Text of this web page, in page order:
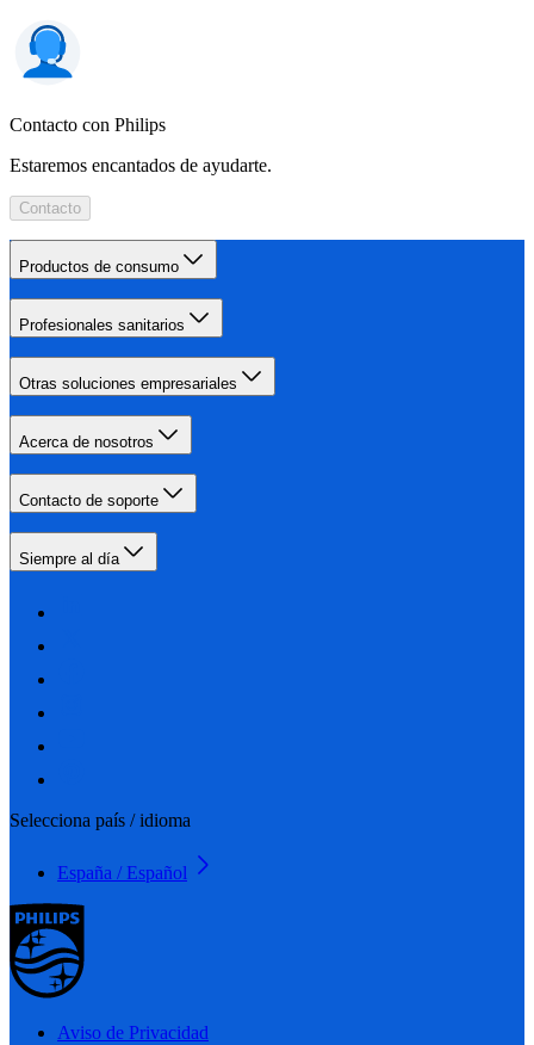
Contacto con Philips
Estaremos encantados de ayudarte.
Contacto
Productos de consumo
Profesionales sanitarios
Otras soluciones empresariales
Acerca de nosotros
Contacto de soporte
Siempre al día
Selecciona país / idioma
España / Español
Aviso de Privacidad